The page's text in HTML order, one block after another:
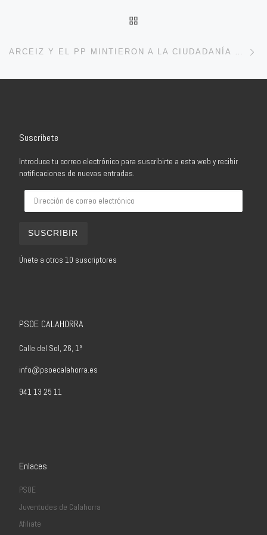
ARCEIZ Y EL PP MINTIERON A LA CIUDADANÍA CON LA COMPRA DEL CARMEN
Suscríbete
Introduce tu correo electrónico para suscribirte a esta web y recibir
notificaciones de nuevas entradas.
SUSCRIBIR
Únete a otros 10 suscriptores
PSOE CALAHORRA
Calle del Sol, 26, 1º
info@psoecalahorra.es
941 13 25 11
Enlaces
PSOE
Juventudes de Calahorra
Afiliate